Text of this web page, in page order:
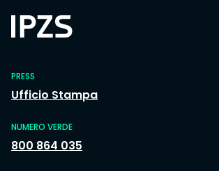
PRESS
Ufficio Stampa
NUMERO VERDE
800 864 035